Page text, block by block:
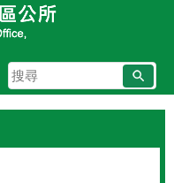
搜
尋